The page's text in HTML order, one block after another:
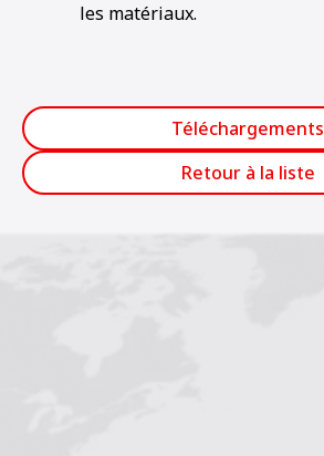
les matériaux.
Téléchargements
Retour à la liste